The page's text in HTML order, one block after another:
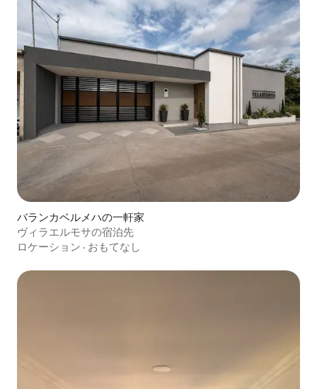
バランカベルメハの一軒家
ヴィラエルモサの宿泊先
ロケーション · おもてなし